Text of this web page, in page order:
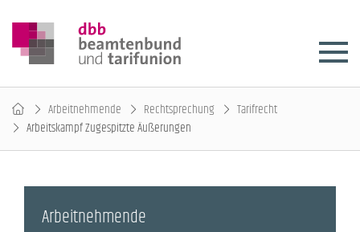
Arbeitnehmende Rechtsprechung
Tarifrecht
Arbeitskampf Zugespitzte Äußerungen
Arbeitnehmende